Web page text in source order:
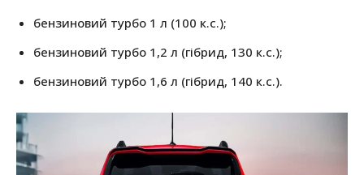
бензиновий турбо 1 л (100 к.с.);
бензиновий турбо 1,2 л (гібрид, 130 к.с.);
бензиновий турбо 1,6 л (гібрид, 140 к.с.).